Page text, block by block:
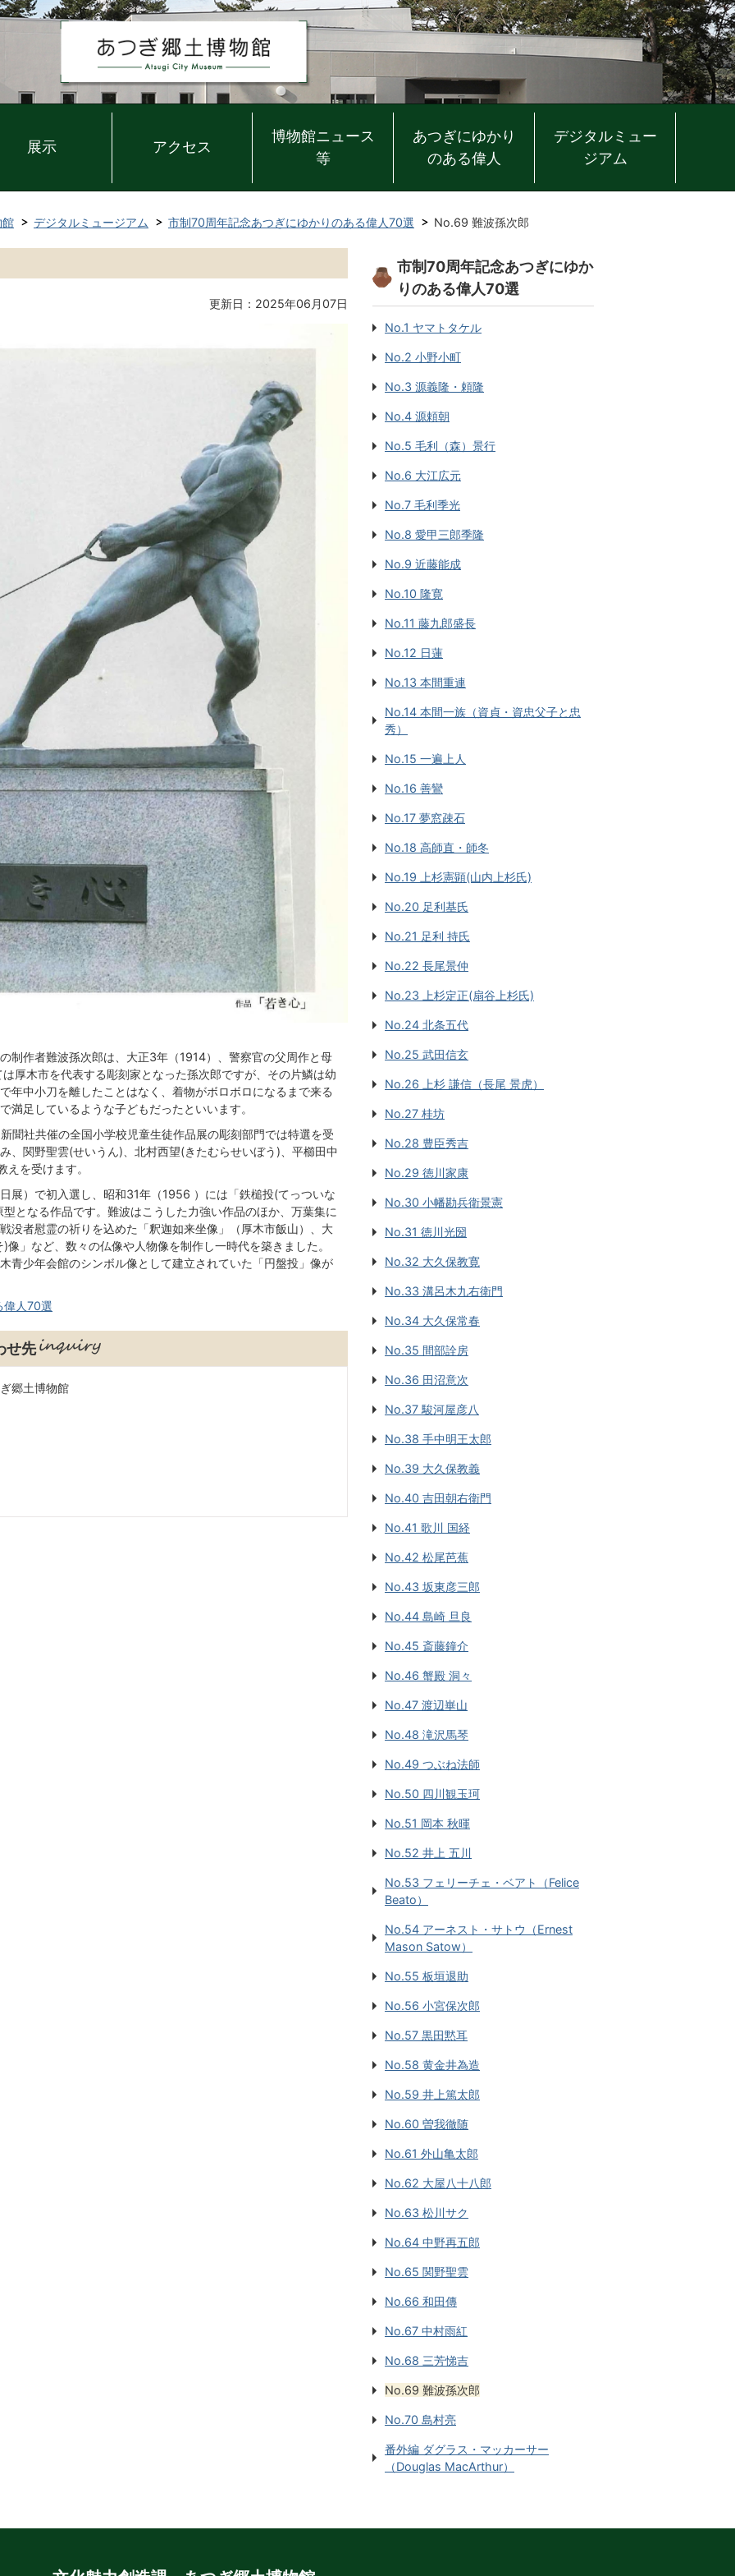
展示 アクセス
博物館ニュース
等
あつぎにゆかり
のある偉人
デジタルミュー
ジアム
館 デジタルミュージアム 市制70周年記念あつぎにゆかりのある偉人70選 No.69 難波孫次郎
更新日：2025年06月07日
制作者難波孫次郎は、大正3年（1914）、警察官の父周作と母
厚木市を代表する彫刻家となった孫次郎ですが、その片鱗は幼
年中小刀を離したことはなく、着物がボロボロになるまで来る
満足しているような子どもだったといいます。
聞社共催の全国小学校児童生徒作品展の彫刻部門では特選を受
、関野聖雲(せいうん)、北村西望(きたむらせいぼう)、平櫛田中
を受けます。
展）で初入選し、昭和31年（1956 ）には「鉄槌投(てっついな
となる作品です。難波はこうした力強い作品のほか、万葉集に
没者慰霊の祈りを込めた「釈迦如来坐像」（厚木市飯山）、大
」など、数々の仏像や人物像を制作し一時代を築きました。
青少年会館のシンボル像として建立されていた「円盤投」像が
偉人70選
せ先
郷土博物館
市制70周年記念あつぎにゆか
りのある偉人70選
No.1 ヤマトタケル
No.2 小野小町
No.3 源義隆・頼隆
No.4 源頼朝
No.5 毛利（森）景行
No.6 大江広元
No.7 毛利季光
No.8 愛甲三郎季隆
No.9 近藤能成
No.10 隆寛
No.11 藤九郎盛長
No.12 日蓮
No.13 本間重連
No.14 本間一族（資貞・資忠父子と忠
秀）
No.15 一遍上人
No.16 善鸞
No.17 夢窓疎石
No.18 高師直・師冬
No.19 上杉憲顕(山内上杉氏)
No.20 足利基氏
No.21 足利 持氏
No.22 長尾景仲
No.23 上杉定正(扇谷上杉氏)
No.24 北条五代
No.25 武田信玄
No.26 上杉 謙信（長尾 景虎）
No.27 桂坊
No.28 豊臣秀吉
No.29 徳川家康
No.30 小幡勘兵衛景憲
No.31 徳川光圀
No.32 大久保教寛
No.33 溝呂木九右衛門
No.34 大久保常春
No.35 間部詮房
No.36 田沼意次
No.37 駿河屋彦八
No.38 手中明王太郎
No.39 大久保教義
No.40 吉田朝右衛門
No.41 歌川 国経
No.42 松尾芭蕉
No.43 坂東彦三郎
No.44 島崎 旦良
No.45 斎藤鐘介
No.46 蟹殿 洞々
No.47 渡辺崋山
No.48 滝沢馬琴
No.49 つぶね法師
No.50 四川観玉珂
No.51 岡本 秋暉
No.52 井上 五川
No.53 フェリーチェ・ベアト（Felice
Beato）
No.54 アーネスト・サトウ（Ernest
Mason Satow）
No.55 板垣退助
No.56 小宮保次郎
No.57 黒田黙耳
No.58 黄金井為造
No.59 井上篤太郎
No.60 曽我徹随
No.61 外山亀太郎
No.62 大屋八十八郎
No.63 松川サク
No.64 中野再五郎
No.65 関野聖雲
No.66 和田傳
No.67 中村雨紅
No.68 三芳悌吉
No.69 難波孫次郎
No.70 島村亮
番外編 ダグラス・マッカーサー
（Douglas MacArthur）